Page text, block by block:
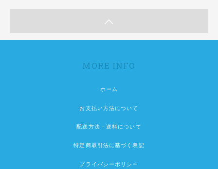
MORE INFO
ホーム
お支払い方法について
配送方法・送料について
特定商取引法に基づく表記
プライバシーポリシー